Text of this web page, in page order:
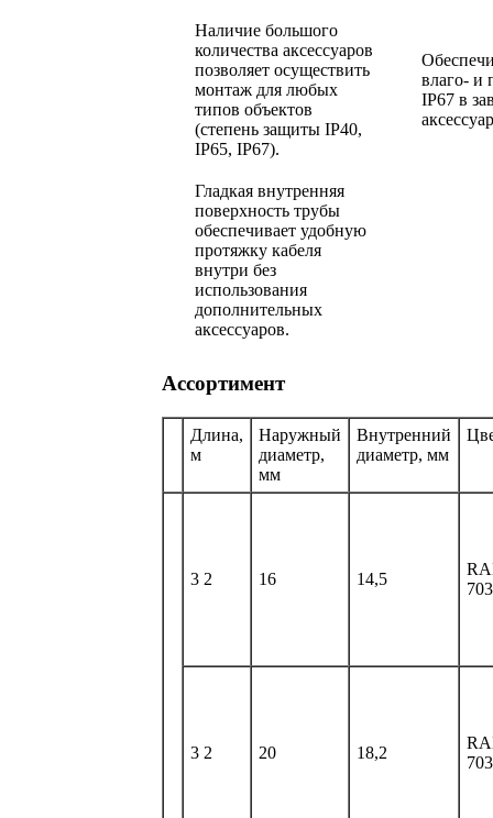
Наличие большого
количества аксессуаров
позволяет осуществить
монтаж для любых
типов объектов
(степень защиты IP40,
IP65, IP67).
влаго- и
IP67 в
Гладкая внутренняя
поверхность трубы
обеспечивает удобную
протяжку кабеля
внутри без
использования
дополнительных
аксессуаров.
Ассортимент
Длина,
м
Наружный
диаметр,
мм
Внутренний
диаметр, мм
3 2 16 14,5
3 2 20 18,2